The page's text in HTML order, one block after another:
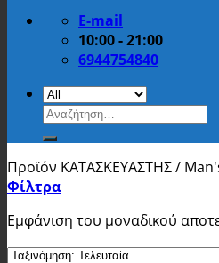
E-mail
10:00 - 21:00
6944754840
Αναζήτηση
για:
Προϊόν ΚΑΤΑΣΚΕΥΑΣΤΗΣ/
Φίλτρα
Εμφάνιση του μοναδικού